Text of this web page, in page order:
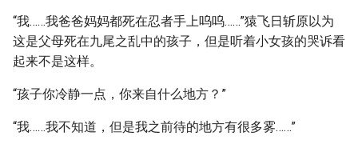
“我……我爸爸妈妈都死在忍者手上呜呜……”猿飞日斩原以为
这是父母死在九尾之乱中的孩子，但是听着小女孩的哭诉看
起来不是这样。
“孩子你冷静一点，你来自什么地方？”
“我……我不知道，但是我之前待的地方有很多雾……”